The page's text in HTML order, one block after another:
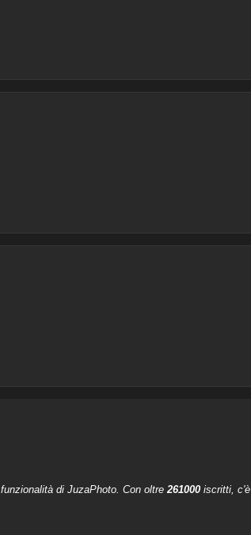
di JuzaPhoto. Con oltre261000iscritti, c'è